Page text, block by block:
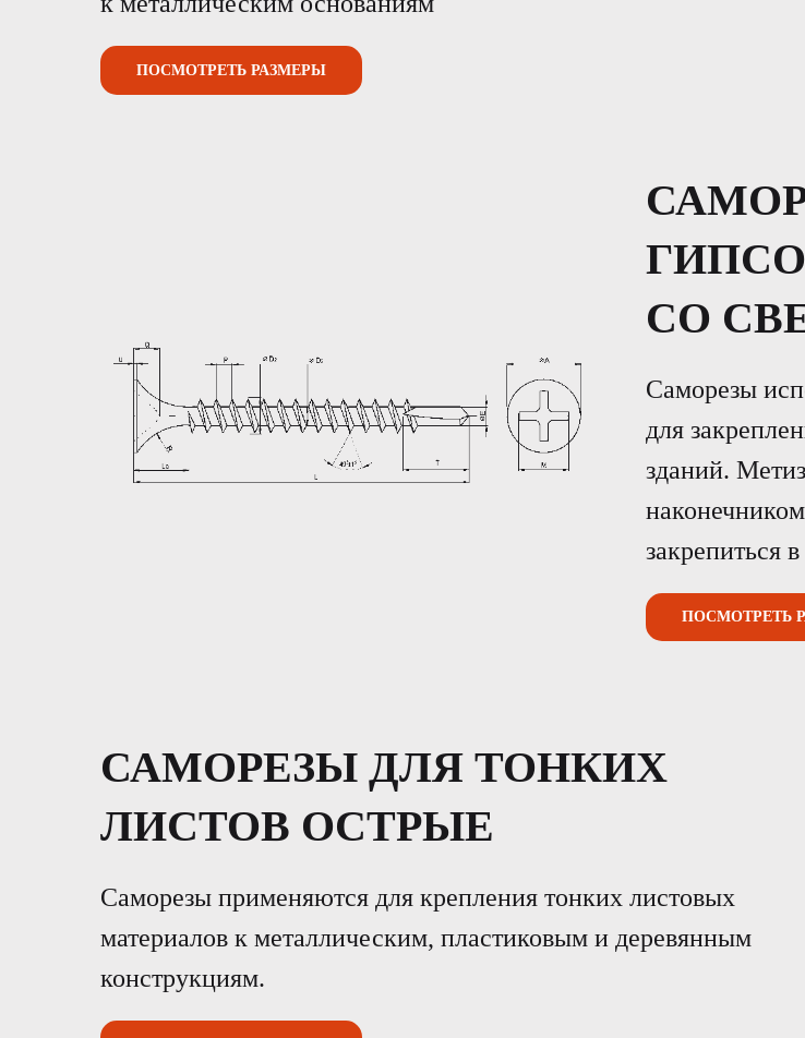
ПОСМОТРЕТЬ РАЗМЕРЫ
СО
Саморезы
для
зданий.
закрепиться
ПОСМОТРЕТЬ
САМОРЕЗЫ ДЛЯ ТОНКИХ
ЛИСТОВ ОСТРЫЕ
Саморезы применяются для крепления тонких листовых
материалов к металлическим, пластиковым и деревянным
конструкциям.